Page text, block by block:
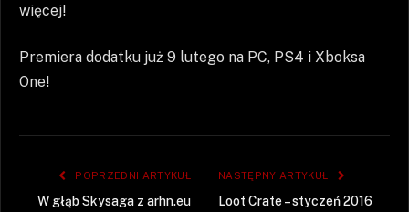
więcej!
Premiera dodatku już 9 lutego na PC, PS4 i Xboksa
One!
POPRZEDNI ARTYKUŁ
W głąb Skysaga z arhn.eu
NASTĘPNY ARTYKUŁ
Loot Crate – styczeń 2016